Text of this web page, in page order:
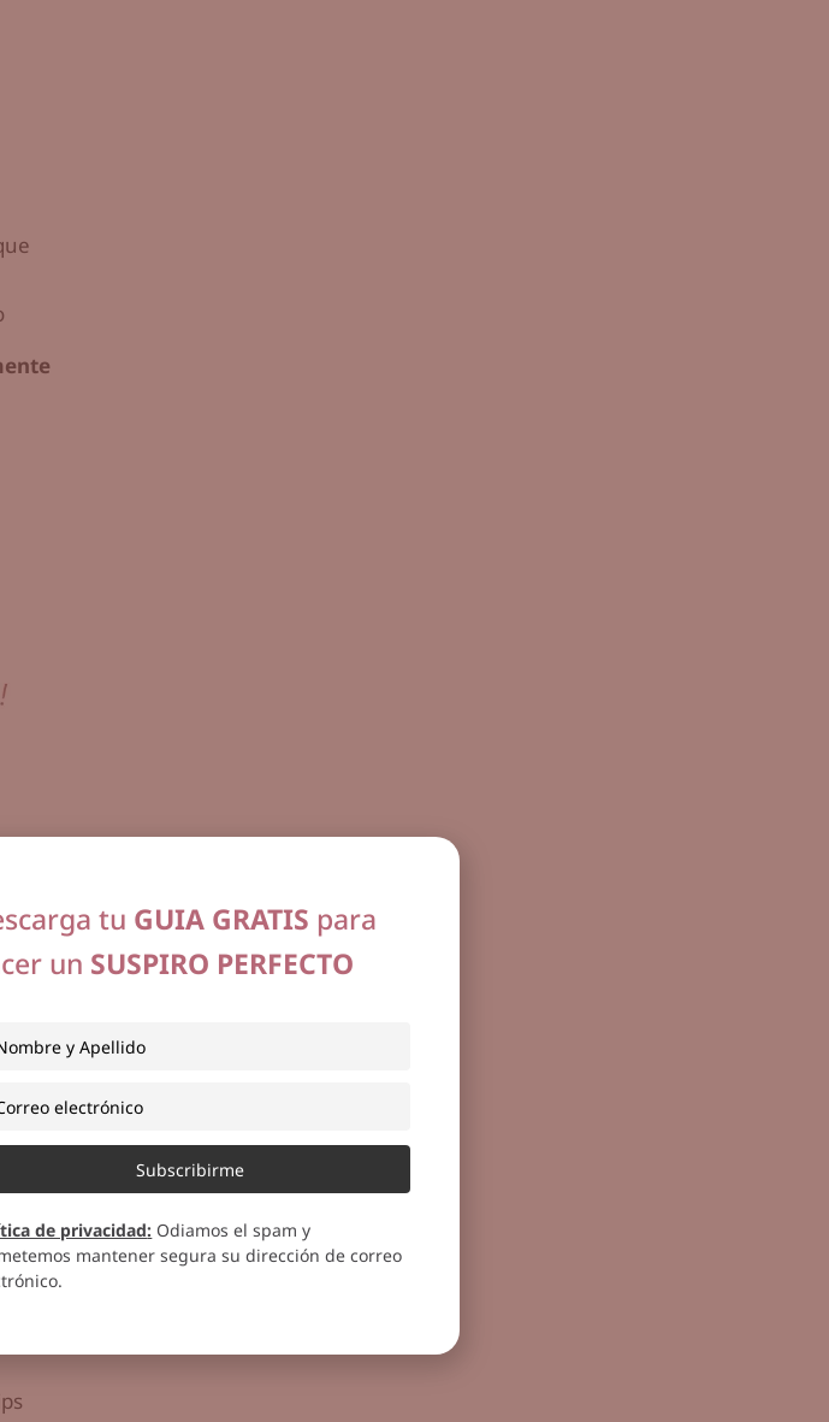
tu GUIA GRATIS para
un SUSPIRO PERFECTO
Subscribirme
de privacidad: Odiamos el spam y
mantener segura su dirección de correo